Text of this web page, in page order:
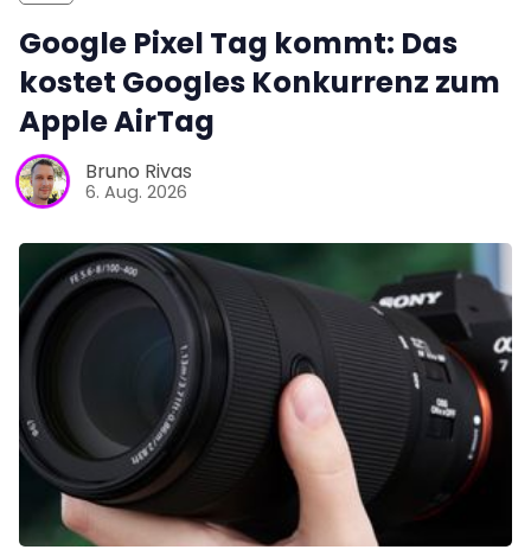
Google Pixel Tag kommt: Das
kostet Googles Konkurrenz zum
Apple AirTag
Bruno Rivas
6. Aug. 2026